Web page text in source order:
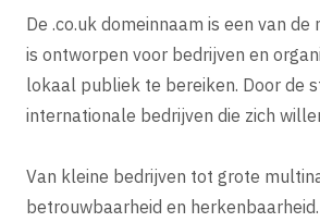
De .co.uk domeinnaam is een van
is ontworpen voor bedrijven en
lokaal publiek te bereiken. Door de
internationale bedrijven die zich
Van kleine bedrijven tot grote
betrouwbaarheid en